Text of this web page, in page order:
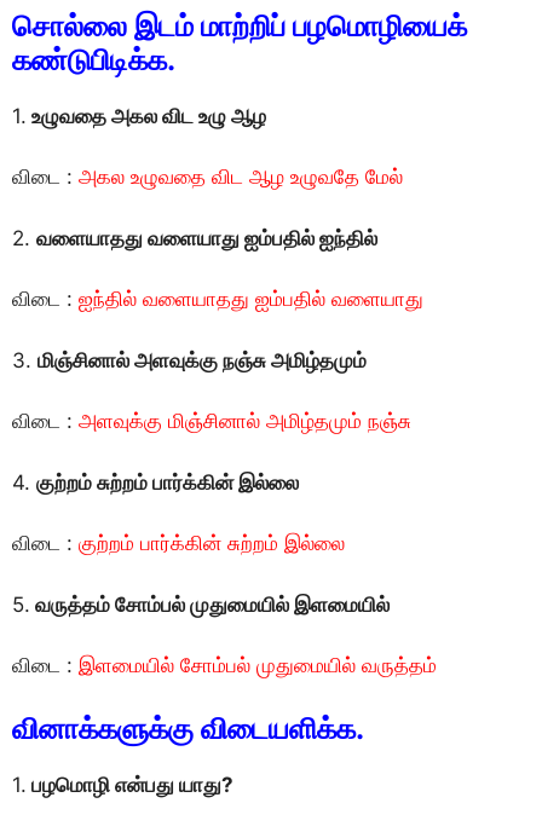
சொல்லை இடம் மாற்றிப் பழமொழியைக்
கண்டுபிடிக்க.
1. உழுவதை அகல விட உழு ஆழ
விடை : அகல உழுவதை விட ஆழ உழுவதே மேல்
2. வளையாதது வளையாது ஐம்பதில் ஐந்தில்
விடை : ஐந்தில் வளையாதது ஐம்பதில் வளையாது
3. மிஞ்சினால் அளவுக்கு நஞ்சு அமிழ்தமும்
விடை : அளவுக்கு மிஞ்சினால் அமிழ்தமும் நஞ்சு
4. குற்றம் சுற்றம் பார்க்கின் இல்லை
விடை : குற்றம் பார்க்கின் சுற்றம் இல்லை
5. வருத்தம் சோம்பல் முதுமையில் இளமையில்
விடை : இளமையில் சோம்பல் முதுமையில் வருத்தம்
வினாக்களுக்கு விடையளிக்க.
1. பழமொழி என்பது யாது?